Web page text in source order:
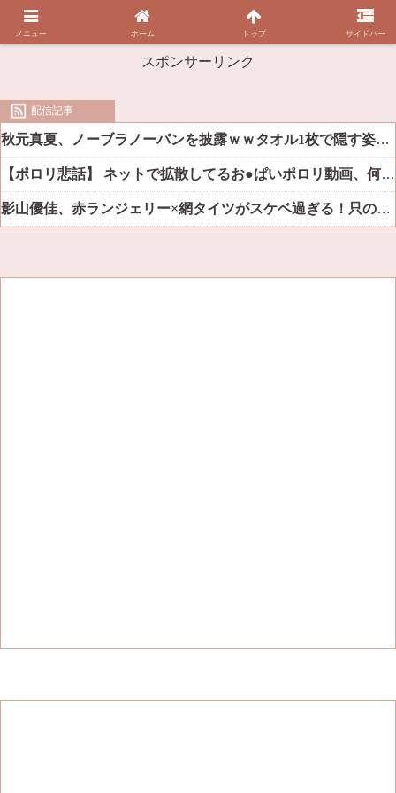
スポンサーリンク
配信記事
秋元真夏、ノーブラノーパンを披露ｗｗタオル1枚で隠す姿がほぼA●女優・・
【ポロリ悲話】 ネットで拡散してるお●ぱいポロリ動画、何故か叩かれる・・・
影山優佳、赤ランジェリー×網タイツがスケベ過ぎる！只の痴女だろ・・・
メニュー ホーム トップ サイドバー